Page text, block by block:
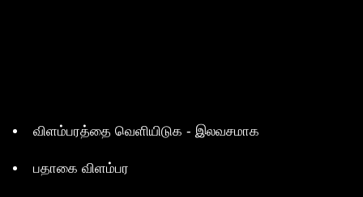
விளம்பரத்தை வெளியிடுக - இலவசமாக
பதாகை விளம்பர